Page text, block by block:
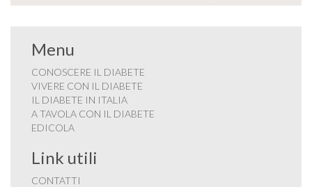
Menu
CONOSCERE IL DIABETE
VIVERE CON IL DIABETE
IL DIABETE IN ITALIA
A TAVOLA CON IL DIABETE
EDICOLA
Link utili
CONTATTI